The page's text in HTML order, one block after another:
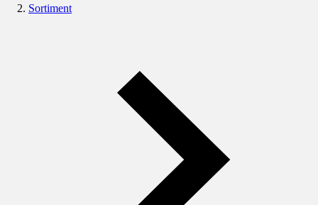
Sortiment